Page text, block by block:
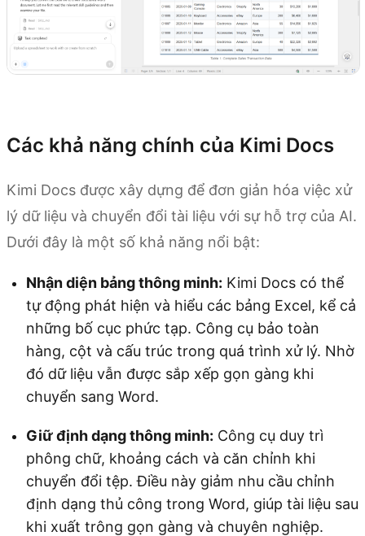
Các khả năng chính của Kimi Docs
Kimi Docs được xây dựng để đơn giản hóa việc xử
lý dữ liệu và chuyển đổi tài liệu với sự hỗ trợ của AI.
Dưới đây là một số khả năng nổi bật:
Nhận diện bảng thông minh: Kimi Docs có thể
tự động phát hiện và hiểu các bảng Excel, kể cả
những bố cục phức tạp. Công cụ bảo toàn
hàng, cột và cấu trúc trong quá trình xử lý. Nhờ
đó dữ liệu vẫn được sắp xếp gọn gàng khi
chuyển sang Word.
Giữ định dạng thông minh: Công cụ duy trì
phông chữ, khoảng cách và căn chỉnh khi
chuyển đổi tệp. Điều này giảm nhu cầu chỉnh
định dạng thủ công trong Word, giúp tài liệu sau
khi xuất trông gọn gàng và chuyên nghiệp.